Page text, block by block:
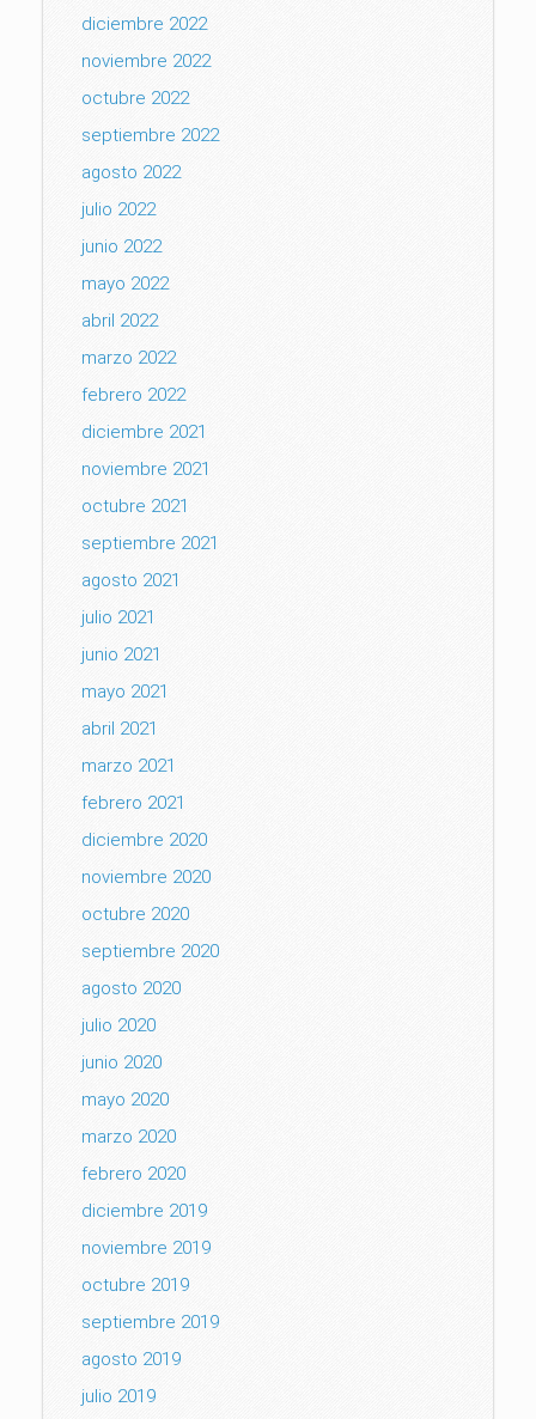
diciembre 2022
noviembre 2022
octubre 2022
septiembre 2022
agosto 2022
julio 2022
junio 2022
mayo 2022
abril 2022
marzo 2022
febrero 2022
diciembre 2021
noviembre 2021
octubre 2021
septiembre 2021
agosto 2021
julio 2021
junio 2021
mayo 2021
abril 2021
marzo 2021
febrero 2021
diciembre 2020
noviembre 2020
octubre 2020
septiembre 2020
agosto 2020
julio 2020
junio 2020
mayo 2020
marzo 2020
febrero 2020
diciembre 2019
noviembre 2019
octubre 2019
septiembre 2019
agosto 2019
julio 2019